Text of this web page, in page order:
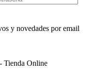
y novedades por email